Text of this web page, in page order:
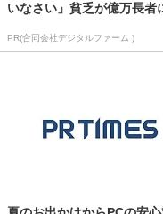
いなさい」貧乏が億万長者
PR(合同会社デジタルファーム )